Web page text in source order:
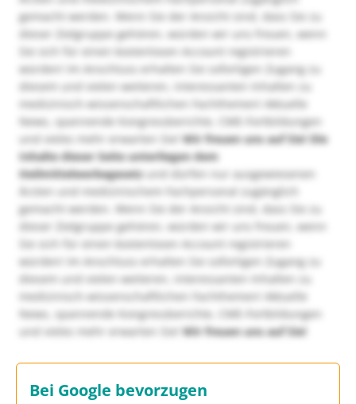
gemacht werden. Wenn Sie der Ansicht sind, dass Sie zu
dieser Zielgruppe gehören, würden wir uns freuen, wenn
Sie sich für einen kostenlosen Account registrieren
würden! Im Anschluss erhalten Sie sofortigen Zugang zu
diesem und vielen weiteren, interessanten Inhalten zu
medizinisch-wissenschaftlichen Fachthemen! Aktuelle
News, spannende Kongressberichte, CME-Fortbildungen
und vieles mehr erwarten Sie!Wir freuen uns auf Sie! Die
Inhalte dieser Seite unterliegen dem
Heilmittelwerbegesetzund dürfen nur ausgewiesenen
Ärzten und medizinischem Fachpersonal zugänglich
gemacht werden. Wenn Sie der Ansicht sind, dass Sie zu
dieser Zielgruppe gehören, würden wir uns freuen, wenn
Sie sich für einen kostenlosen Account registrieren
würden! Im Anschluss erhalten Sie sofortigen Zugang zu
diesem und vielen weiteren, interessanten Inhalten zu
medizinisch-wissenschaftlichen Fachthemen! Aktuelle
News, spannende Kongressberichte, CME-Fortbildungen
und vieles mehr erwarten Sie!Wir freuen uns auf Sie!
Bei Google bevorzugen